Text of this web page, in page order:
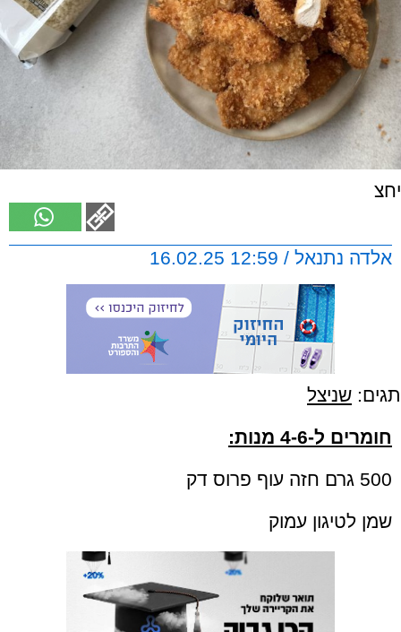
יחצ
אלדה נתנאל / 12:59 16.02.25
תגים: שניצל
חומרים ל-4-6 מנות:
500 גרם חזה עוף פרוס דק
שמן לטיגון עמוק